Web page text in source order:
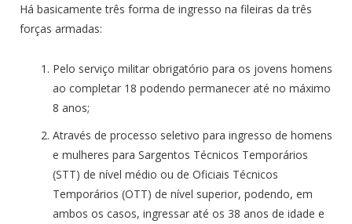
Há basicamente três forma de ingresso na fileiras da três
forças armadas:
Pelo serviço militar obrigatório para os jovens homens
ao completar 18 podendo permanecer até no máximo
8 anos;
Através de processo seletivo para ingresso de homens
e mulheres para Sargentos Técnicos Temporários
(STT) de nível médio ou de Oficiais Técnicos
Temporários (OTT) de nível superior, podendo, em
ambos os casos, ingressar até os 38 anos de idade e